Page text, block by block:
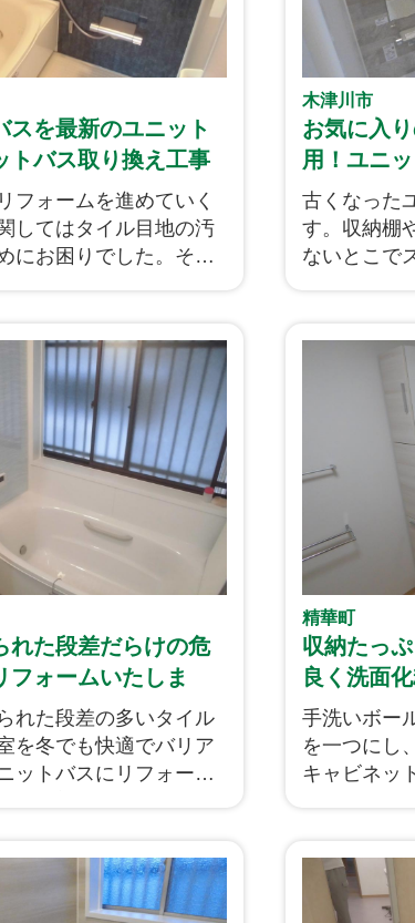
スを最新のユニット
トバス取り換え工事
フォームを進めていく
してはタイル目地の汚
にお困りでした。そこ
木津川市
お気に入
用！ユニ
古くなった
す。収納棚
ないとこで
をお選びい
れた段差だらけの危
フォームいたしま
れた段差の多いタイル
を冬でも快適でバリア
ットバスにリフォーム
。冬には温かくて床段
風呂に生まれ変わりま
精華町
収納たっ
良く洗面
手洗いボー
を一つにし
キャビネッ
っています